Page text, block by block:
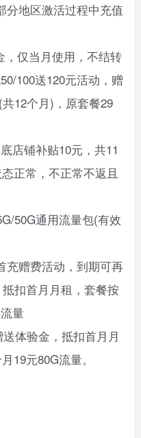
分地区激活过程中充值
，仅当月使用，不结转
100送120元活动，赠
12个月)，原套餐29
店铺补贴10元，共11
正常，不正常不返且
50G通用流量包(有效
充赠费活动，到期可再
扣首月月租，套餐按
量
体验金，抵扣首月月
19元80G流量。